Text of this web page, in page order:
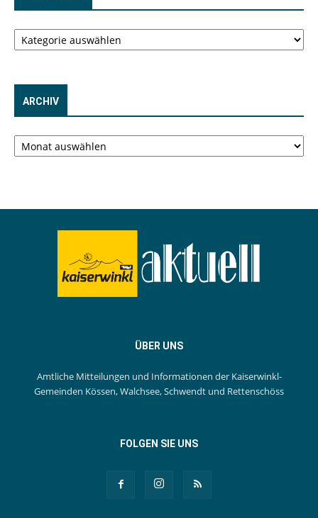
Kategorien
ARCHIV
Archiv
ÜBER UNS
Amtliche Mitteilungen und Informationen der Kaiserwinkl-
Gemeinden Kössen, Walchsee, Schwendt und Rettenschöss
FOLGEN SIE UNS